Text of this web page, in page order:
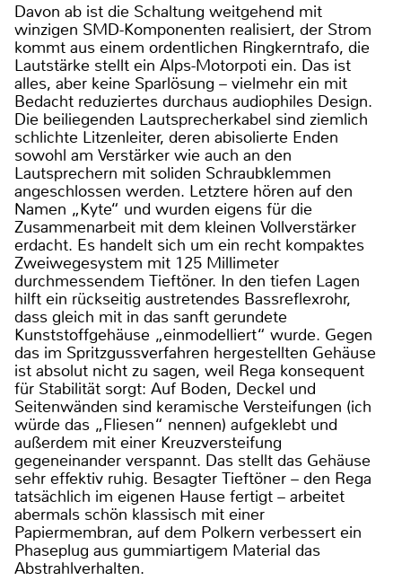
Davon ab ist die Schaltung weitgehend mit
winzigen SMD-Komponenten realisiert, der Strom
kommt aus einem ordentlichen Ringkerntrafo, die
Lautstärke stellt ein Alps-Motorpoti ein. Das ist
alles, aber keine Sparlösung – vielmehr ein mit
Bedacht reduziertes durchaus audiophiles Design.
Die beiliegenden Lautsprecherkabel sind ziemlich
schlichte Litzenleiter, deren abisolierte Enden
sowohl am Verstärker wie auch an den
Lautsprechern mit soliden Schraubklemmen
angeschlossen werden. Letztere hören auf den
Namen „Kyte“ und wurden eigens für die
Zusammenarbeit mit dem kleinen Vollverstärker
erdacht. Es handelt sich um ein recht kompaktes
Zweiwegesystem mit 125 Millimeter
durchmessendem Tieftöner. In den tiefen Lagen
hilft ein rückseitig austretendes Bassreflexrohr,
dass gleich mit in das sanft gerundete
Kunststoffgehäuse „einmodelliert“ wurde. Gegen
das im Spritzgussverfahren hergestellten Gehäuse
ist absolut nicht zu sagen, weil Rega konsequent
für Stabilität sorgt: Auf Boden, Deckel und
Seitenwänden sind keramische Versteifungen (ich
würde das „Fliesen“ nennen) aufgeklebt und
außerdem mit einer Kreuzversteifung
gegeneinander verspannt. Das stellt das Gehäuse
sehr effektiv ruhig. Besagter Tieftöner – den Rega
tatsächlich im eigenen Hause fertigt – arbeitet
abermals schön klassisch mit einer
Papiermembran, auf dem Polkern verbessert ein
Phaseplug aus gummiartigem Material das
Abstrahlverhalten.